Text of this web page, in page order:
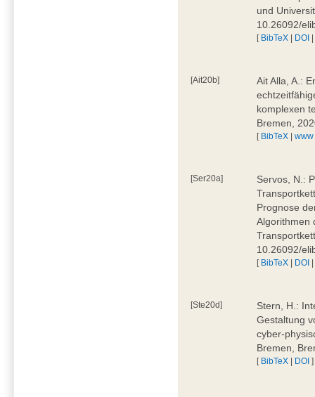
und
10.26092/
[ BibTeX | DOI
[Ait20b]
Ait Alla, A.:
komplexen
Bremen,
[ BibTeX |www
[Ser20a]
Servos, N.:
Prognose
Algorithmen
10.26092/
[ BibTeX | DOI
[Ste20d]
Stern, H.:
Gestaltung
cyber-
Bremen,
[ BibTeX | DOI ]